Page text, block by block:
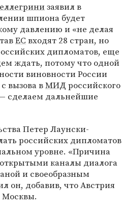
заявил в
шпиона будет
давлению и «не делая
ЕС входят 28 стран, но
дипломатов, еще
ждать, потому что одной
виновности России
вызова вМИД российского
сделаем дальнейшие
Петер Лаунски-
российских дипломатов
уровне. «Причина
каналы диалога
и своеобразным
он, добавив, что Австрия
Москвы.